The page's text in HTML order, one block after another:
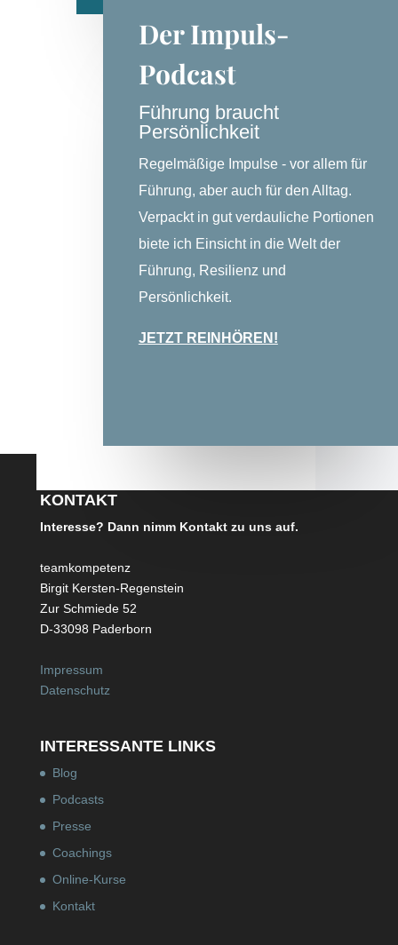
Der Impuls-
Podcast
Führung braucht
Persönlichkeit
Regelmäßige Impulse - vor allem für
Führung, aber auch für den Alltag.
Verpackt in gut verdauliche Portionen
biete ich Einsicht in die Welt der
Führung, Resilienz und
Persönlichkeit.
JETZT REINHÖREN!
KONTAKT
Interesse? Dann nimm Kontakt zu uns auf.
teamkompetenz
Birgit Kersten-Regenstein
Zur Schmiede 52
D-33098 Paderborn
Impressum
Datenschutz
INTERESSANTE LINKS
Blog
Podcasts
Presse
Coachings
Online-Kurse
Kontakt